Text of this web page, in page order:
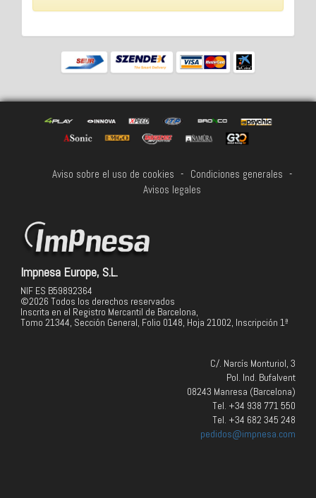
Aviso sobre el uso de cookies - Condiciones generales -
Avisos legales
Impnesa Europe, S.L.
NIF ES B59892364
©2026 Todos los derechos reservados
Inscrita en el Registro Mercantil de Barcelona,
Tomo 21344, Sección General, Folio 0148, Hoja 21002, Inscripción 1ª
C/. Narcís Monturiol, 3
Pol. Ind. Bufalvent
08243 Manresa (Barcelona)
Tel. +34 938 771 550
Tel. +34 682 345 248
pedidos@impnesa.com